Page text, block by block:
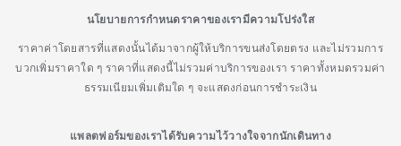
นโยบายการกำหนดราคาของเรามีความโปร่งใส
ราคาค่าโดยสารที่แสดงนั้นได้มาจากผู้ให้บริการขนส่งโดยตรง และไม่รวมการ
บวกเพิ่มราคาใด ๆ ราคาที่แสดงนี้ไม่รวมค่าบริการของเรา ราคาทั้งหมดรวมค่า
ธรรมเนียมเพิ่มเติมใด ๆ จะแสดงก่อนการชำระเงิน
แพลตฟอร์มของเราได้รับความไว้วางใจจากนักเดินทาง